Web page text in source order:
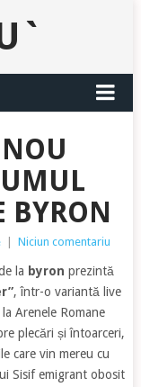
BYRON
Niciun comentariu
la byron prezintă
, într-o variantă live
Arenele Romane
plecări și întoarceri,
care vin mereu cu
Sisif emigrant obosit